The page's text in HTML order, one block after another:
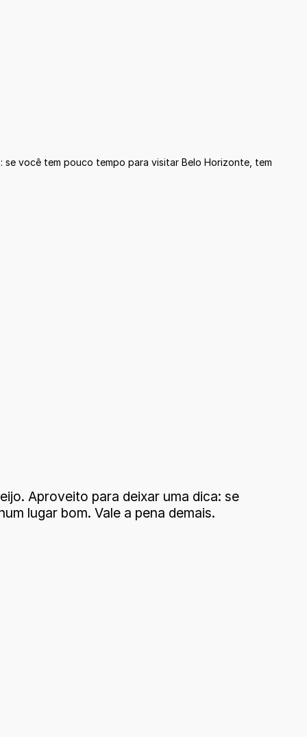
você tem pouco tempo para visitar Belo Horizonte, tem
Aproveito para deixar uma dica: se
lugar bom. Vale a pena demais.